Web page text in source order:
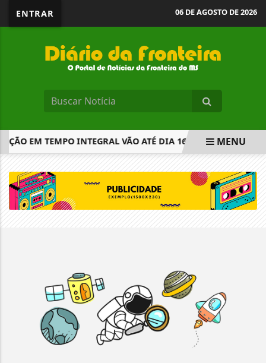
ENTRAR 06 DE AGOSTO DE 2026
EM TEMPO INTEGRAL VÃO ATÉ DIA 16 MENU